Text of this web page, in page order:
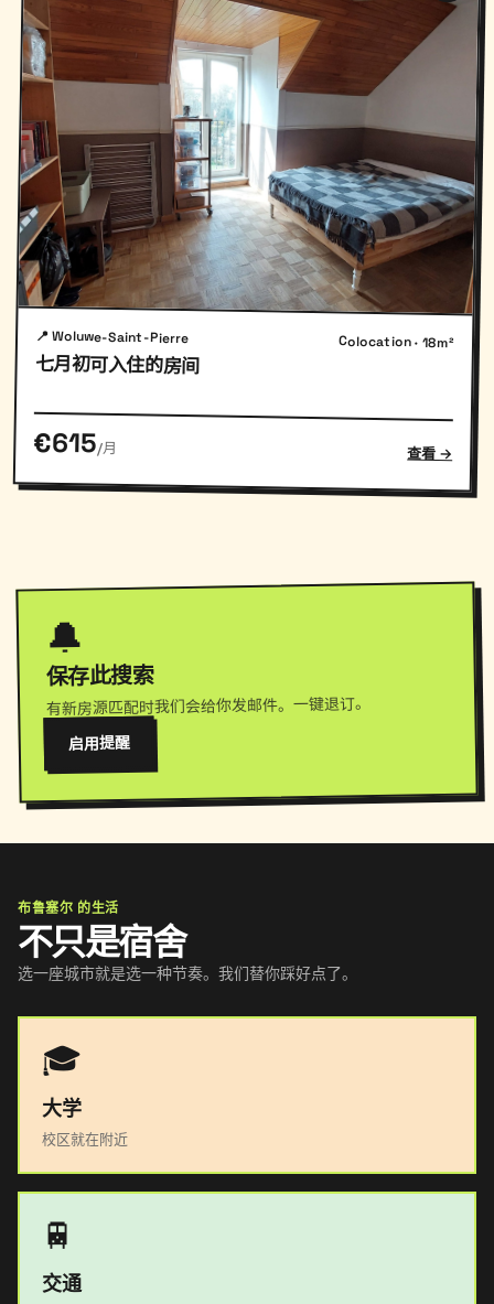
📍 Woluwe-Saint-Pierre Colocation · 18m²
七月初可入住的房间
€615/月 查看 →
🔔
保存此搜索
有新房源匹配时我们会给你发邮件。一键退订。
启用提醒
布鲁塞尔 的生活
不只是宿舍
选一座城市就是选一种节奏。我们替你踩好点了。
🎓
大学
校区就在附近
🚆
交通